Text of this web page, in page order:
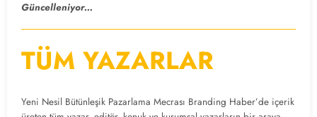
Güncelleniyor…
TÜM YAZARLAR
Yeni Nesil Bütünleşik Pazarlama Mecrası Branding Haber’de içerik